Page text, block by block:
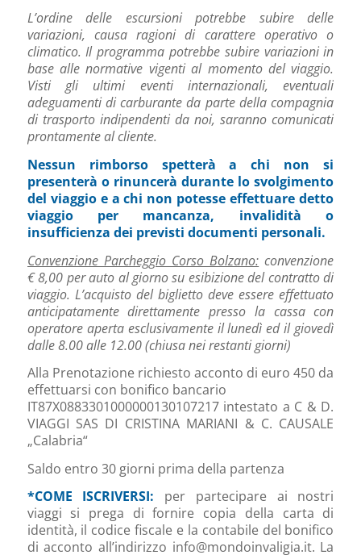
L’ordine delle escursioni potrebbe subire delle
variazioni, causa ragioni di carattere operativo o
climatico. Il programma potrebbe subire variazioni in
base alle normative vigenti al momento del viaggio.
Visti gli ultimi eventi internazionali, eventuali
adeguamenti di carburante da parte della compagnia
di trasporto indipendenti da noi, saranno comunicati
prontamente al cliente.
Nessun rimborso spetterà a chi non si
presenterà o rinuncerà durante lo svolgimento
del viaggio e a chi non potesse effettuare detto
viaggio per mancanza, invalidità o
insufficienza dei previsti documenti personali.
Convenzione Parcheggio Corso Bolzano: convenzione
€ 8,00 per auto al giorno su esibizione del contratto di
viaggio. L’acquisto del biglietto deve essere effettuato
anticipatamente direttamente presso la cassa con
operatore aperta esclusivamente il lunedì ed il giovedì
dalle 8.00 alle 12.00 (chiusa nei restanti giorni)
Alla Prenotazione richiesto acconto di euro 450 da
effettuarsi con bonifico bancario
IT87X0883301000000130107217 intestato a C & D.
VIAGGI SAS DI CRISTINA MARIANI & C. CAUSALE
„Calabria“
Saldo entro 30 giorni prima della partenza
*COME ISCRIVERSI: per partecipare ai nostri
viaggi si prega di fornire copia della carta di
identità, il codice fiscale e la contabile del bonifico
di acconto all’indirizzo info@mondoinvaligia.it. La